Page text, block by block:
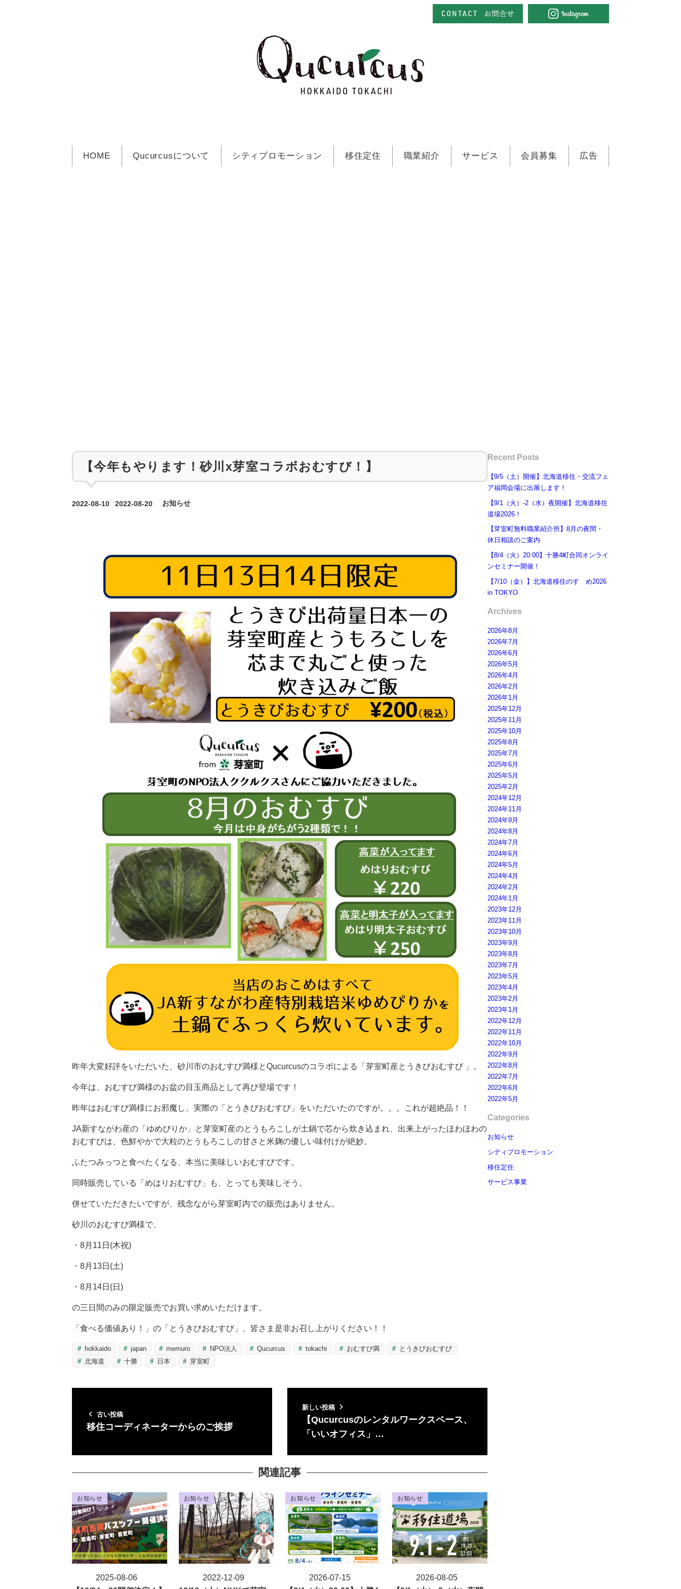
HOME Qucurcusについて シティプロモーション 移住定住 職業紹介 サービス 会員募集 広告
【今年もやります！砂川x芽室コラボおむすび！】
投稿日
2022-08-10
更新日
2022-08-20 カテゴリー
お知らせ
昨年大変好評をいただいた、砂川市のおむすび満様とQucurcusのコラボによる「芽室町産とうきびおむすび 」。
今年は、おむすび満様のお盆の目玉商品として再び登場です！
昨年はおむすび満様にお邪魔し、実際の「とうきびおむすび」をいただいたのですが。。。これが超絶品！！
JA新すながわ産の「ゆめぴりか」と芽室町産のとうもろこしが土鍋で芯から炊き込まれ、出来上がったほわほわの
おむすびは、色鮮やかで大粒のとうもろこしの甘さと米麹の優しい味付けが絶妙。
ふたつみっつと食べたくなる、本当に美味しいおむすびです。
同時販売している「めはりおむすび」も、とっても美味しそう。
併せていただきたいですが、残念ながら芽室町内での販売はありません。
砂川のおむすび満様で、
・8月11日(木祝)
・8月13日(土)
・8月14日(日)
の三日間のみの限定販売でお買い求めいただけます。
「食べる価値あり！」の「とうきびおむすび」、皆さま是非お召し上がりください！！
hokkaido japan memuro NPO法人 Qucurcus tokachi おむすび満
とうきびおむすび
北海道
十勝 日本 芽室町
古い投稿
移住コーディネーターからのご挨拶
新しい投稿
【Qucurcusのレンタルワークスペース、
「いいオフィス」…
関連記事
お知らせ
投稿日
2025-08-06
お知らせ
投稿日
2022-12-09
お知らせ
投稿日
2026-07-15
お知らせ
投稿日
2026-08-05
Recent Posts
【9/5（土）開催】北海道移住・交流フェ
ア福岡会場に出展します！
【9/1（火）-2（水）夜開催】北海道移住
道場2026！
【芽室町無料職業紹介所】8月の夜間・
休日相談のご案内
【8/4（火）20:00】十勝4町合同オンライ
ンセミナー開催！
【7/10（金）】北海道移住のすゝめ2026
in TOKYO
Archives
2026年8月
2026年7月
2026年6月
2026年5月
2026年4月
2026年2月
2026年1月
2025年12月
2025年11月
2025年10月
2025年8月
2025年7月
2025年6月
2025年5月
2025年2月
2024年12月
2024年11月
2024年9月
2024年8月
2024年7月
2024年6月
2024年5月
2024年4月
2024年2月
2024年1月
2023年12月
2023年11月
2023年10月
2023年9月
2023年8月
2023年7月
2023年5月
2023年4月
2023年2月
2023年1月
2022年12月
2022年11月
2022年10月
2022年9月
2022年8月
2022年7月
2022年6月
2022年5月
Categories
お知らせ
シティプロモーション
移住定住
サービス事業